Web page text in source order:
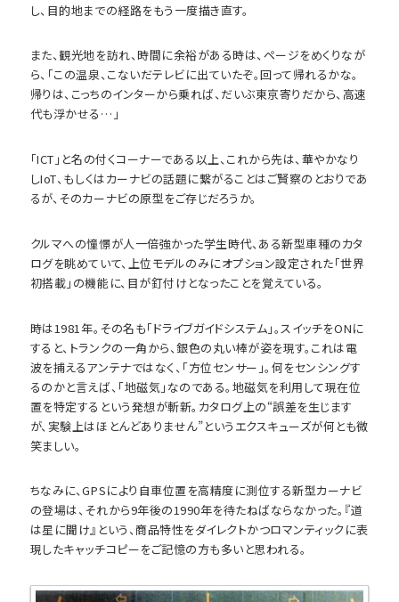
し、目的地までの経路をもう一度描き直す。
また、観光地を訪れ、時間に余裕がある時は、ページをめくりなが
ら、「この温泉、こないだテレビに出ていたぞ。回って帰れるかな。
帰りは、こっちのインターから乗れば、だいぶ東京寄りだから、高速
代も浮かせる…」
「ICT」と名の付くコーナーである以上、これから先は、華やかなり
しIoT、もしくはカーナビの話題に繋がることはご賢察のとおりであ
るが、そのカーナビの原型をご存じだろうか。
クルマへの憧憬が人一倍強かった学生時代、ある新型車種のカタ
ログを眺めていて、上位モデルのみにオプション設定された「世界
初搭載」の機能に、目が釘付けとなったことを覚えている。
時は1981年。その名も「ドライブガイドシステム」。スイッチをONに
すると、トランクの一角から、銀色の丸い棒が姿を現す。これは電
波を捕えるアンテナではなく、「方位センサー」。何をセンシングす
るのかと言えば、「地磁気」なのである。地磁気を利用して現在位
置を特定するという発想が斬新。カタログ上の“誤差を生じます
が、実験上はほとんどありません”というエクスキューズが何とも微
笑ましい。
ちなみに、GPSにより自車位置を高精度に測位する新型カーナビ
の登場は、それから9年後の1990年を待たねばならなかった。『道
は星に聞け』という、商品特性をダイレクトかつロマンティックに表
現したキャッチコピーをご記憶の方も多いと思われる。